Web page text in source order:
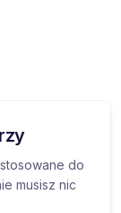
do
musisz nic